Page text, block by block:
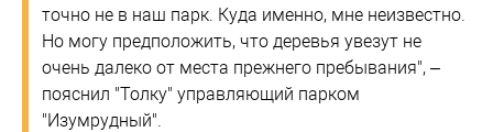
точно не в наш парк. Куда именно, мне неизвестно.
Но могу предположить, что деревья увезут не
очень далеко от места прежнего пребывания", –
пояснил "Толку" управляющий парком
"Изумрудный".